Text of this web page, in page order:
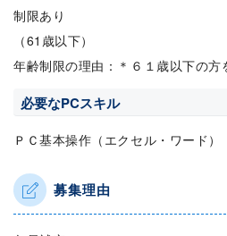
制限あり
（61歳以下）
年齢制限の理由：＊６１歳以下の方
必要なPCスキル
ＰＣ基本操作（エクセル・ワード）
募集理由